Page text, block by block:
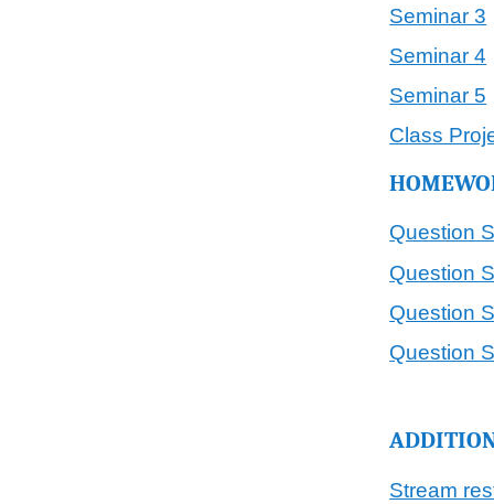
Seminar 3
Seminar 4
Seminar 5
Class
Question
Question
Question
Question
Stream